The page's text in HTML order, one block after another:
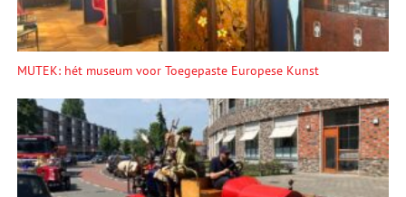
MUTEK: hét museum voor Toegepaste Europese Kunst